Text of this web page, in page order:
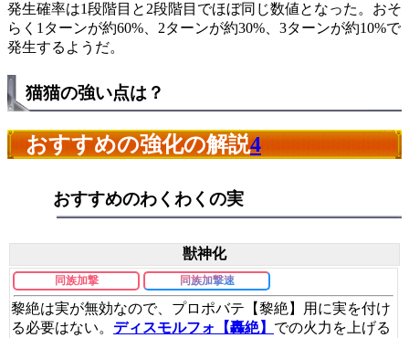
発生確率は1段階目と2段階目でほぼ同じ数値となった。おそ
らく1ターンが約60%、2ターンが約30%、3ターンが約10%で
発生するようだ。
猫猫の強い点は？
おすすめの強化の解説4
おすすめのわくわくの実
獣神化
同族加撃 同族加撃速
黎絶は実が無効なので、プロポバテ【黎絶】用に実を付け
る必要はない。 ディスモルフォ【轟絶】 での火力を上げる